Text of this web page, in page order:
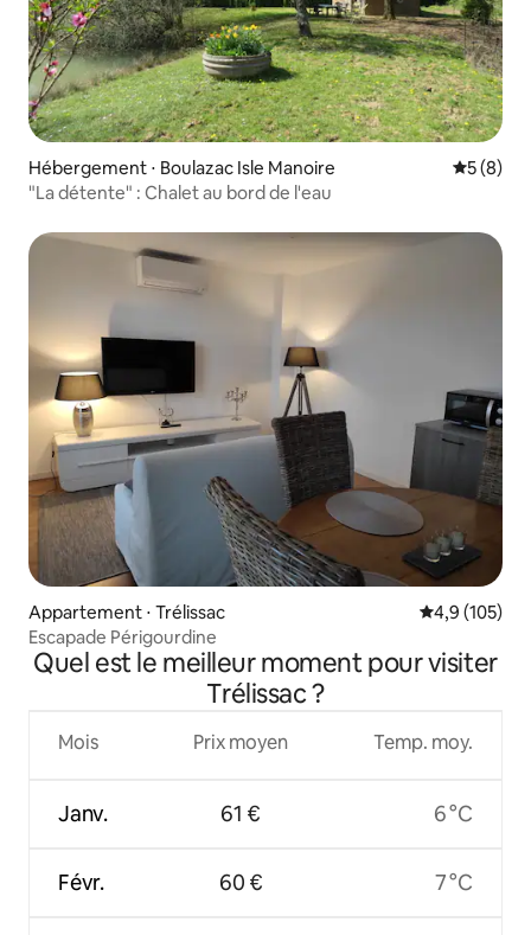
Hébergement ⋅ Boulazac Isle Manoire
5 (8)
"La détente" : Chalet au bord de l'eau
Appartement ⋅ Trélissac Évaluation
4,9 (105)
Escapade Périgourdine
Quel est le meilleur moment pour visiter
Trélissac ?
Mois
Janv.
Févr.
Prix moyen
61 €
60 €
Temp. moy.
6 °C
7 °C